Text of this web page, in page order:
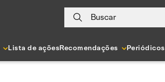
Buscar
Lista de açõesRecomendações Periódicos